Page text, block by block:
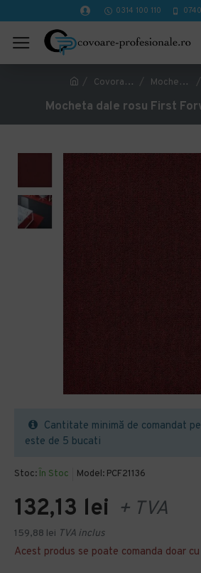
0314 100 110
Covorase Profesionale Mochete Birou si Horeca
Mocheta dale rosu First
Stoc: În Stoc Model: PCF21136
132,13 lei + TVA
159,88 lei TVA inclus
Acest produs se poate comanda doar
Cantitate minimă de comandat
este de 5 bucati